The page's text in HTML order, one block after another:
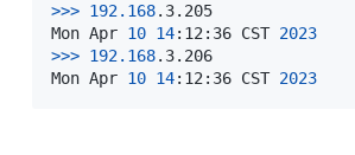
>>> 192.168.3.205
Mon Apr 10 14:12:36 CST 2023
>>> 192.168.3.206
Mon Apr 10 14:12:36 CST 2023